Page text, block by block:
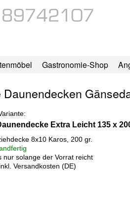
Gastronomie-Shop
Daunendecken
Extra Leicht 135 x
8x10 Karos, 200 gr.
nur solange der Vorrat reicht
Versandkosten (DE)